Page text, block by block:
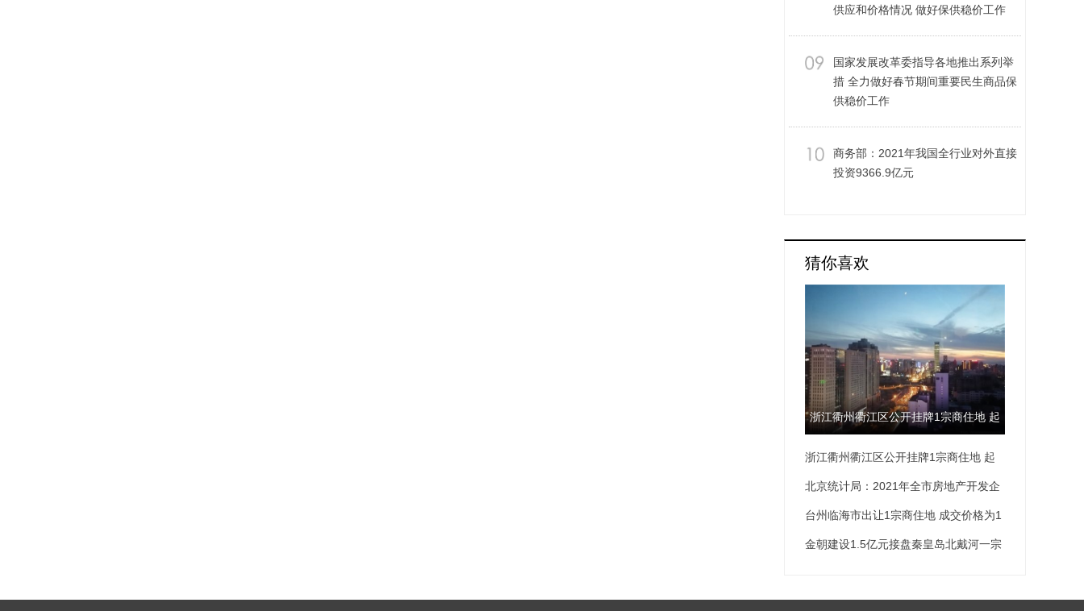
供应和价格情况 做好保供稳价工作
国家发展改革委指导各地推出系列举
措 全力做好春节期间重要民生商品保
供稳价工作
商务部：2021年我国全行业对外直接
投资9366.9亿元
猜你喜欢
浙江衢州衢江区公开挂牌1宗商住地 起
拍价为2.59亿元
浙江衢州衢江区公开挂牌1宗商住地 起
拍价为2.59亿元
北京统计局：2021年全市房地产开发企
业房屋新开工面积为1895.9万平方米 同
比下降36.9%
台州临海市出让1宗商住地 成交价格为1
亿元
金朝建设1.5亿元接盘秦皇岛北戴河一宗